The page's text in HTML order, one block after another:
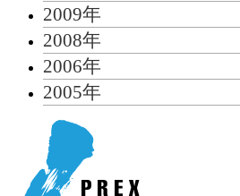
2009年
2008年
2006年
2005年